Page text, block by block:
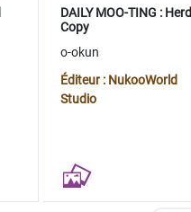
DAILY MOO-TING : Herd
Copy
o-okun
Éditeur : NukooWorld
Studio